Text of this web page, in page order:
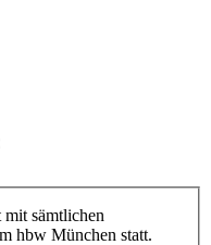
sämtlichen
hbw München statt.